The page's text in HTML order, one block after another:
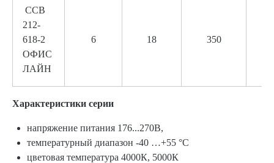
ССВ
212-
618-2
ОФИС
ЛАЙН
6 18 350
Характеристики серии
напряжение питания 176...270В,
температурный диапазон -40 …+55 °С
цветовая температура 4000К, 5000К